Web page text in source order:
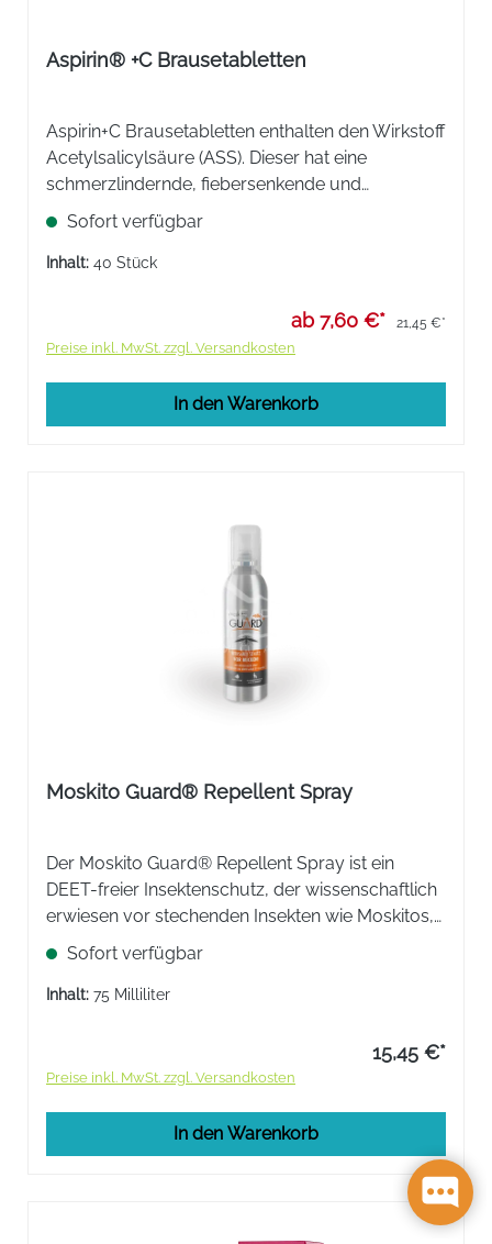
Aspirin® +C Brausetabletten
Aspirin+C Brausetabletten enthalten den Wirkstoff
Acetylsalicylsäure (ASS). Dieser hat eine
schmerzlindernde, fiebersenkende und
entzündungshemmende Wirkung.
Sofort verfügbar
Inhalt: 40 Stück
ab 7,60 €* 21,45 €*
Preise inkl. MwSt. zzgl. Versandkosten
In den Warenkorb
Moskito Guard® Repellent Spray
Der Moskito Guard® Repellent Spray ist ein
DEET-freier Insektenschutz, der wissenschaftlich
erwiesen vor stechenden Insekten wie Moskitos,
Sandfliegen und Zecken schützt. Zart zu deiner
Haut, aber hart zu Moskitos.
Sofort verfügbar
Inhalt: 75 Milliliter
15,45 €*
Preise inkl. MwSt. zzgl. Versandkosten
In den Warenkorb